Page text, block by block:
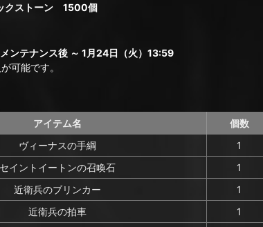
クストーン 1500個
ンテナンス後 ～ 1月24日（火）13:59
能です。
アイテム名
個数
ヴィーナスの手綱
1
セイントイートンの召喚石
1
近衛兵のブリンカー
1
近衛兵の拍車
1